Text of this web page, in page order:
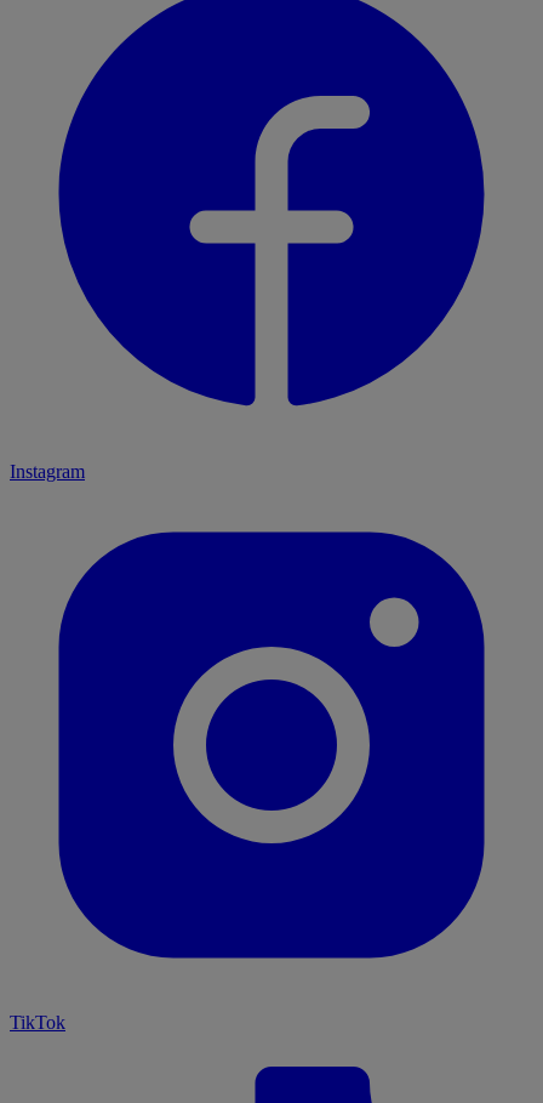
Instagram
TikTok